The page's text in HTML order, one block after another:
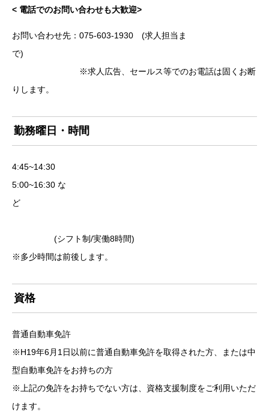
< 電話でのお問い合わせも大歓迎>
お問い合わせ先：075-603-1930 (求人担当ま
で)
※求人広告、セールス等でのお電話は固くお断
りします。
勤務曜日・時間
4:45~14:30
5:00~16:30 な
ど
(シフト制/実働8時間)
※多少時間は前後します。
資格
普通自動車免許
※H19年6月1日以前に普通自動車免許を取得された方、または中
型自動車免許をお持ちの方
※上記の免許をお持ちでない方は、資格支援制度をご利用いただ
けます。